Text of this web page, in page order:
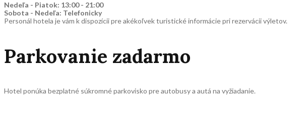
Nedeľa - Piatok: 13:00 - 21:00
Sobota - Nedeľa: Telefonicky
Personál hotela je vám k dispozícii pre akékoľvek turistické informácie pri rezervácii výletov.
Parkovanie zadarmo
Hotel ponúka bezplatné súkromné parkovisko pre autobusy a autá na vyžiadanie.